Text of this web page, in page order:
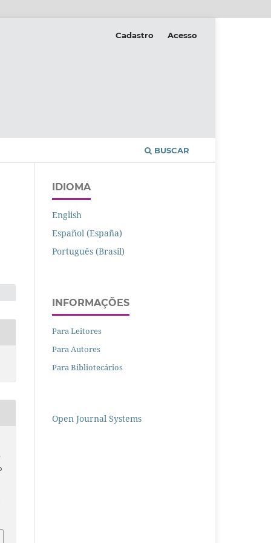
BUSCAR
Cadastro Acesso
IDIOMA
English
Español (España)
Português (Brasil)
INFORMAÇÕES
Para Leitores
Para Autores
Para Bibliotecários
Open Journal Systems